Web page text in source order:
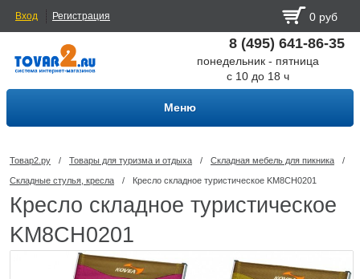
Вход Регистрация 0 руб
8 (495) 641-86-35
понедельник - пятница
с 10 до 18 ч
Меню
Товар2.ру / Товары для туризма и отдыха / Складная мебель для пикника /
Складные стулья, кресла / Кресло складное туристическое KM8CH0201
Кресло складное туристическое
KM8CH0201